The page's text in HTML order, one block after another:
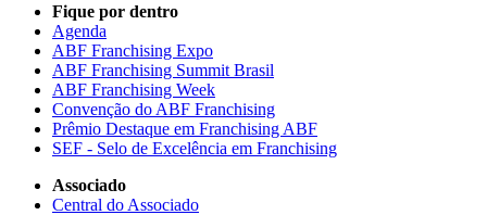
Fique por dentro
Agenda
ABF Franchising Expo
ABF Franchising Summit Brasil
ABF Franchising Week
Convenção do ABF Franchising
Prêmio Destaque em Franchising ABF
SEF - Selo de Excelência em Franchising
Associado
Central do Associado